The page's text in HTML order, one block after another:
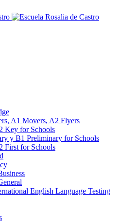
A1 Movers, A2 Flyers
Key for Schools
y B1 Preliminary for Schools
First for Schools
English Language Testing